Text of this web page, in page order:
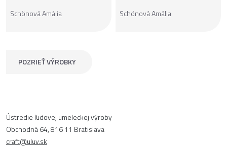
Schönová Amália Schönová Amália
POZRIEŤ VÝROBKY
Ústredie ľudovej umeleckej výroby
Obchodná 64, 816 11 Bratislava
craft@uluv.sk